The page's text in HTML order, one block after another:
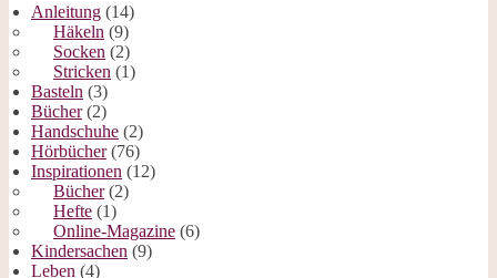
Anleitung (14)
Häkeln (9)
Socken (2)
Stricken (1)
Basteln (3)
Bücher(2)
Handschuhe (2)
Hörbücher(76)
Inspirationen (12)
Bücher(2)
Hefte (1)
Online-Magazine (6)
Kindersachen (9)
Leben (4)